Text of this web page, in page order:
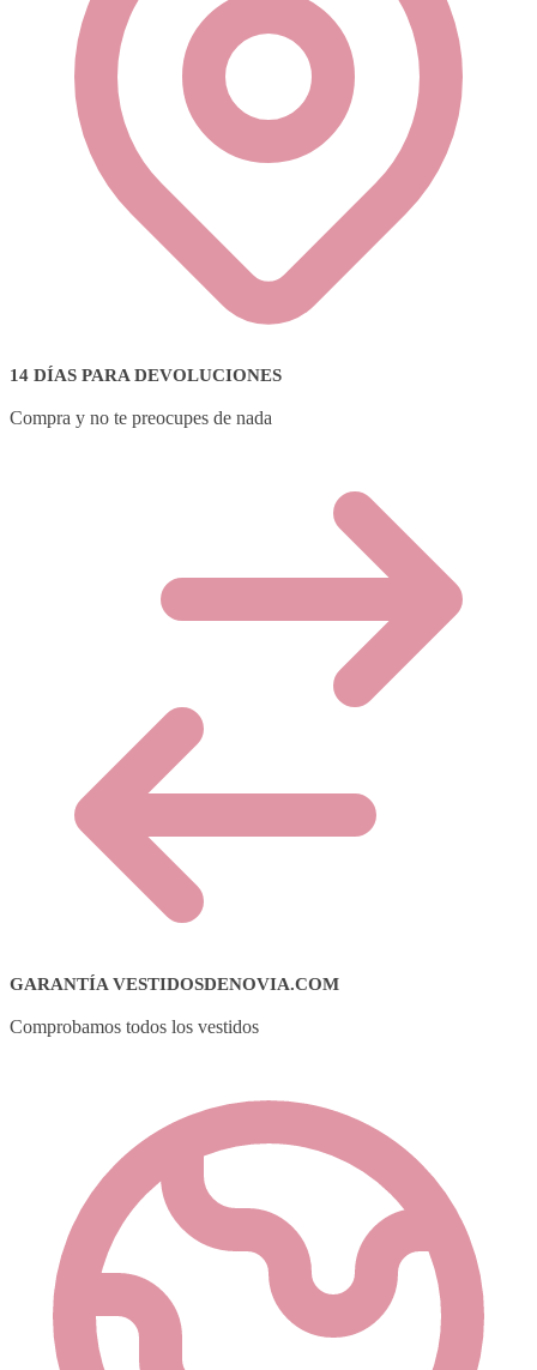
14 DÍAS PARA DEVOLUCIONES
Compra y no te preocupes de nada
GARANTÍA VESTIDOSDENOVIA.COM
Comprobamos todos los vestidos